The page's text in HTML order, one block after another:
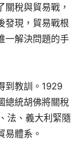
稅與貿易戰，
發現，貿易戰根
一解決問題的手
到教訓。1929
總統胡佛將關稅
法、義大利緊隨
易體系。